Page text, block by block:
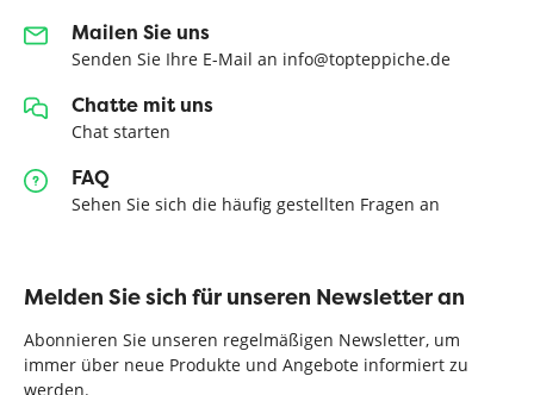
Mailen Sie uns
Senden Sie Ihre E-Mail an info@topteppiche.de
Chatte mit uns
Chat starten
FAQ
Sehen Sie sich die häufig gestellten Fragen an
Melden Sie sich für unseren Newsletter an
Abonnieren Sie unseren regelmäßigen Newsletter, um
immer über neue Produkte und Angebote informiert zu
werden.